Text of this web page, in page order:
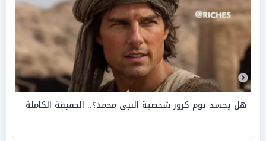
هل يجسد توم كروز شخصية النبي محمد؟.. الحقيقة الكاملة